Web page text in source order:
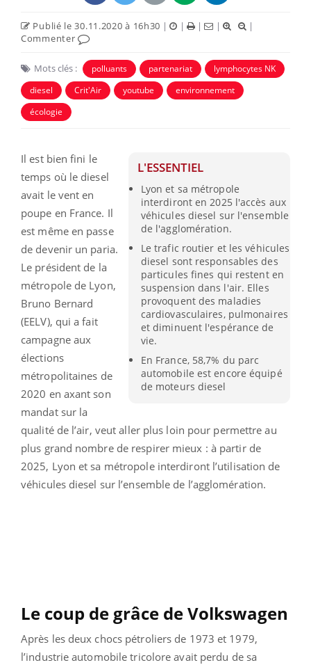
Publié le 30.11.2020 à 16h30 | | | |
|
Commenter
Mots clés : polluants partenariat
lymphocytes NK
diesel
Crit'Air youtube
environnement
écologie
L'ESSENTIEL
Lyon et sa métropole
interdiront en 2025 l'accès aux
véhicules diesel sur l'ensemble
de l'agglomération.
Le trafic routier et les véhicules
diesel sont responsables des
particules fines qui restent en
suspension dans l'air. Elles
provoquent des maladies
cardiovasculaires, pulmonaires
et diminuent l'espérance de
vie.
En France, 58,7% du parc
automobile est encore équipé
de moteurs diesel
Il est bien fini le
temps où le diesel
avait le vent en
poupe en France. Il
est même en passe
de devenir un paria.
Le président de la
métropole de Lyon,
Bruno Bernard
(EELV), qui a fait
campagne aux
élections
métropolitaines de
2020 en axant son
mandat sur la
qualité de l’air, veut aller plus loin pour permettre au
plus grand nombre de respirer mieux : à partir de
2025, Lyon et sa métropole interdiront l’utilisation de
véhicules diesel sur l’ensemble de l’agglomération.
Le coup de grâce de Volkswagen
Après les deux chocs pétroliers de 1973 et 1979,
l’industrie automobile tricolore avait perdu de sa